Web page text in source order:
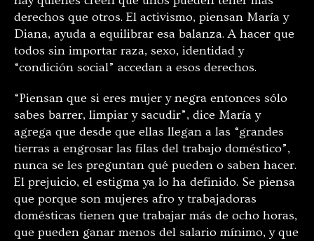
derechos que otros. El activismo, piensan María y
Diana, ayuda a equilibrar esa balanza. A hacer que
todos sin importar raza, sexo, identidad y
“condición social” accedan a esos derechos.
“Piensan que si eres mujer y negra entonces sólo
sabes barrer, limpiar y sacudir”, dice María y
agrega que desde que ellas llegan a las “grandes
tierras a engrosar las filas del trabajo doméstico”,
nunca se les preguntan qué pueden o saben hacer.
El prejuicio, el estigma ya lo ha definido. Se piensa
que porque son mujeres afro y trabajadoras
domésticas tienen que trabajar más de ocho horas,
que pueden ganar menos del salario mínimo, y que